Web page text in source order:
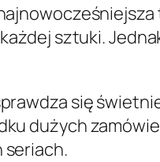
sztuki.
się
dużych
seriach.